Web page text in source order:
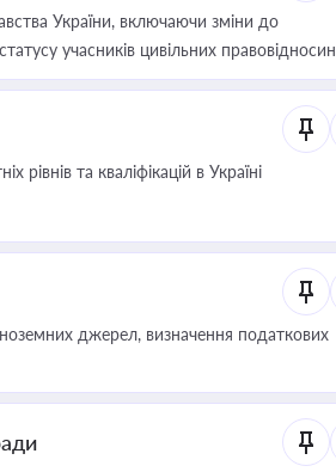
України, включаючи зміни до
учасників цивільних правовідносин
та кваліфікацій в Україні
джерел, визначення податкових